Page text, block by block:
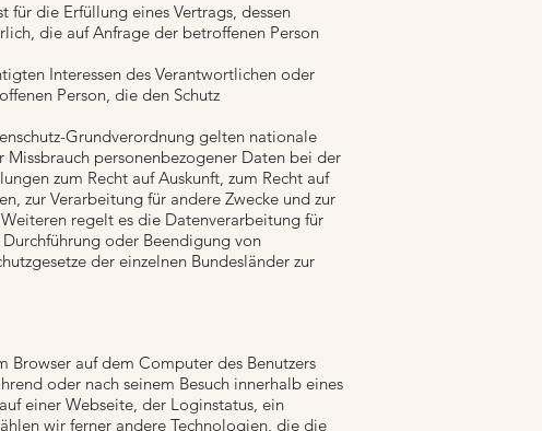
die Erfüllung eines Vertrags, dessen
die auf Anfrage der betroffenen Person
Interessen des Verantwortlichen oder
Person, die den Schutz
Grundverordnung gelten nationale
Missbrauch personenbezogener Daten bei der
zum Recht auf Auskunft, zum Recht auf
zur Verarbeitung für andere Zwecke und zur
regelt es die Datenverarbeitung für
oder Beendigung von
der einzelnen Bundesländer zur
auf dem Computer des Benutzers
oder nach seinem Besuch innerhalb eines
einer Webseite, der Loginstatus, ein
wir ferner andere Technologien, die die